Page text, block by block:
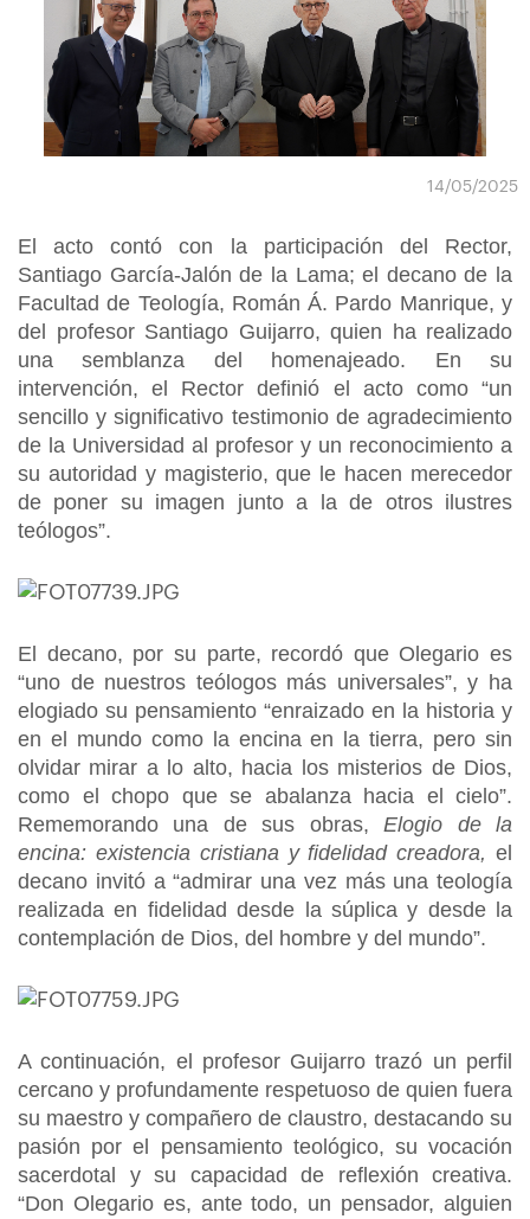
14/05/2025
El acto contó con la participación del Rector,
Santiago García-Jalón de la Lama; el decano de la
Facultad de Teología, Román Á. Pardo Manrique, y
del profesor Santiago Guijarro, quien ha realizado
una semblanza del homenajeado. En su
intervención, el Rector definió el acto como “un
sencillo y significativo testimonio de agradecimiento
de la Universidad al profesor y un reconocimiento a
su autoridad y magisterio, que le hacen merecedor
de poner su imagen junto a la de otros ilustres
teólogos”.
El decano, por su parte, recordó que Olegario es
“uno de nuestros teólogos más universales”, y ha
elogiado su pensamiento “enraizado en la historia y
en el mundo como la encina en la tierra, pero sin
olvidar mirar a lo alto, hacia los misterios de Dios,
como el chopo que se abalanza hacia el cielo”.
Rememorando una de sus obras,Elogio de la
encina: existencia cristiana y fidelidad creadora, el
decano invitó a “admirar una vez más una teología
realizada en fidelidad desde la súplica y desde la
contemplación de Dios, del hombre y del mundo”.
A continuación, el profesor Guijarro trazó un perfil
cercano y profundamente respetuoso de quien fuera
su maestro y compañero de claustro, destacando su
pasión por el pensamiento teológico, su vocación
sacerdotal y su capacidad de reflexión creativa.
“Don Olegario es, ante todo, un pensador, alguien